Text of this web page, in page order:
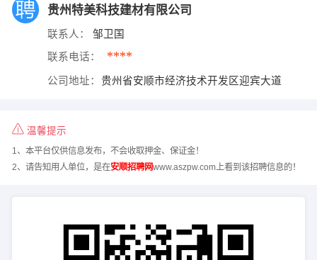
贵州特美科技建材有限公司
联系人： 邹卫国
联系电话： ****
公司地址： 贵州省安顺市经济技术开发区迎宾大道
温馨提示
1、本平台仅供信息发布，不会收取押金、保证金！
2、请告知用人单位，是在安顺招聘网www.aszpw.com上看到该招聘信息的！